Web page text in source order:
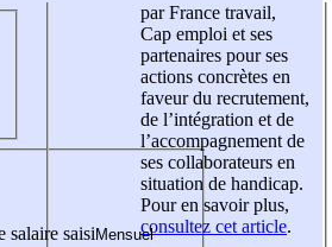
salaire saisi
par France travail,
Cap emploi et ses
partenaires pour ses
actions concrètes en
faveur du recrutement,
de l’intégration et de
l’accompagnement de
ses collaborateurs en
situation de handicap.
Pour en savoir plus,
consultez cet article.